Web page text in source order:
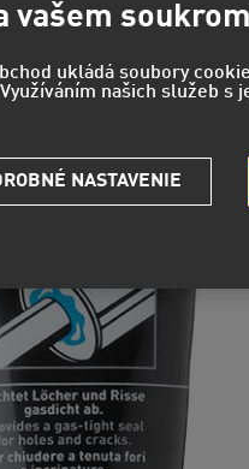
vašem
ukládá soubory
našich služeb s
NASTAVENIE